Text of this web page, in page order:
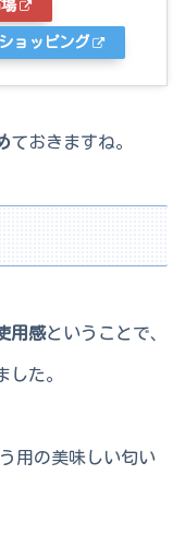
ョッピング
ておきますね。
用感ということで、
た。
用の美味しい匂い